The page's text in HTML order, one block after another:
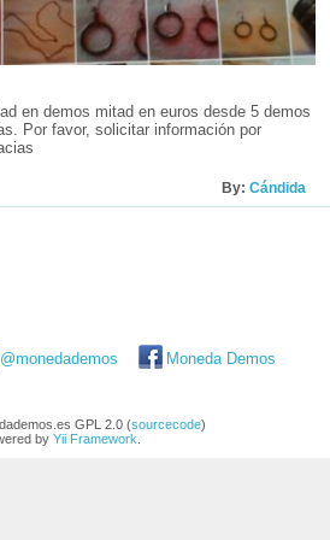
en demos mitad en euros desde 5 demos
Por favor, solicitar información por
By: Cándida
@monedademos
Moneda Demos
GPL 2.0 (sourcecode)
by Yii Framework